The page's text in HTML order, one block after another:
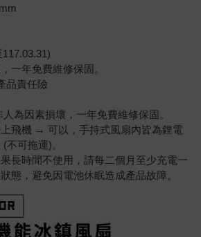
一年免費維修保固。
品責任險
為因素損壞，一年免費維修保固。
飛機 → 可以，手持式風扇內皆為鋰電
不可拖運)。
長時間不使用，請每二個月至少充電一
態，避免因電池休眠造成產品故障。